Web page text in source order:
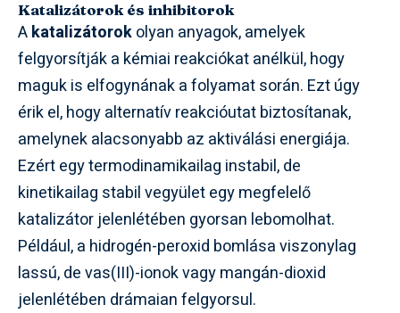
Katalizátorok és inhibitorok
Akatalizátorokolyan anyagok, amelyek
felgyorsítják a kémiai reakciókat anélkül, hogy
maguk is elfogynának a folyamat során. Ezt úgy
érik el, hogy alternatív reakcióutat biztosítanak,
amelynek alacsonyabb az aktiválási energiája.
Ezért egy termodinamikailag instabil, de
kinetikailag stabil vegyület egy megfelelő
katalizátor jelenlétében gyorsan lebomolhat.
Például, a hidrogén-peroxid bomlása viszonylag
lassú, de vas(III)-ionok vagy mangán-dioxid
jelenlétében drámaian felgyorsul.